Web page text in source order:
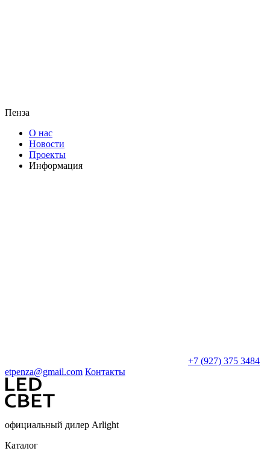
Пенза
О нас
Новости
Проекты
Информация
+7 (927) 375 3484
etpenza@gmail.com Контакты
официальный дилер Arlight
Каталог